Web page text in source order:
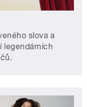
slova a
legendárních